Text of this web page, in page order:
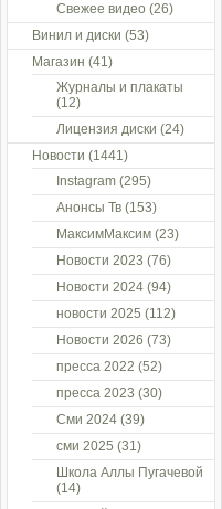
Свежее видео (26)
Винил и диски (53)
Магазин (41)
Журналы и плакаты
(12)
Лицензия диски (24)
Новости (1441)
Instagram (295)
Анонсы Тв (153)
МаксимМаксим (23)
Новости 2023 (76)
Новости 2024 (94)
новости 2025 (112)
Новости 2026 (73)
пресса 2022 (52)
пресса 2023 (30)
Сми 2024 (39)
сми 2025 (31)
Школа Аллы Пугачевой
(14)